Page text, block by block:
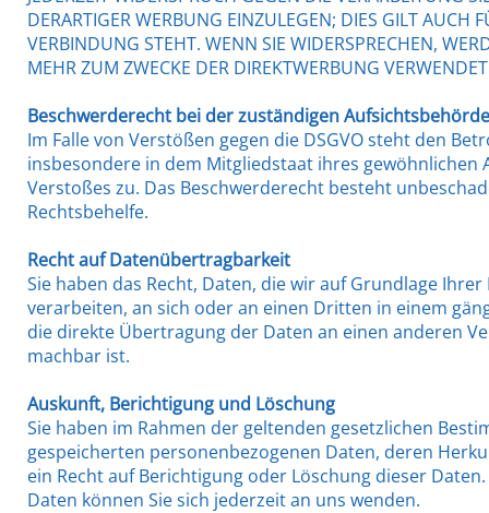
DERARTIGER WERBUNG EINZULEGEN; DIES GILT AUCH
VERBINDUNG STEHT. WENN SIE WIDERSPRECHEN,
MEHR ZUM ZWECKE DER DIREKTWERBUNG
Beschwerde­recht bei der zuständigen Aufsichts­behörde
Im Falle von Verstößen gegen die DSGVO steht den
insbesondere in dem Mitgliedstaat ihres
Verstoßes zu. Das Beschwerderecht besteht
Rechtsbehelfe.
Recht auf Daten­übertrag­barkeit
Sie haben das Recht, Daten, die wir auf Grundlage
verarbeiten, an sich oder an einen Dritten in einem
die direkte Übertragung der Daten an einen anderen
machbar ist.
Auskunft, Berichtigung und Löschung
Sie haben im Rahmen der geltenden gesetzlichen
gespeicherten personenbezogenen Daten, deren
ein Recht auf Berichtigung oder Löschung dieser
Daten können Sie sich jederzeit an uns wenden.